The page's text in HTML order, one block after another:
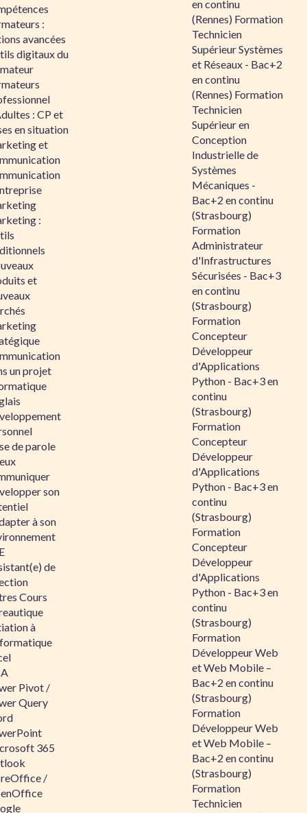
:
avancées
digitaux du
: CP et
en situation
et
:
et
un projet
de parole
son
à son
de
Cours
à
Pivot /
Query
365
/
en continu
(Rennes) Formation
Technicien
Supérieur Systèmes
et Réseaux - Bac+2
en continu
(Rennes) Formation
Technicien
Supérieur en
Conception
Industrielle de
Systèmes
Mécaniques -
Bac+2 en continu
(Strasbourg)
Formation
Administrateur
d'Infrastructures
Sécurisées - Bac+3
en continu
(Strasbourg)
Formation
Concepteur
Développeur
d'Applications
Python - Bac+3 en
continu
(Strasbourg)
Formation
Concepteur
Développeur
d'Applications
Python - Bac+3 en
continu
(Strasbourg)
Formation
Concepteur
Développeur
d'Applications
Python - Bac+3 en
continu
(Strasbourg)
Formation
Développeur Web
et Web Mobile –
Bac+2 en continu
(Strasbourg)
Formation
Développeur Web
et Web Mobile –
Bac+2 en continu
(Strasbourg)
Formation
Technicien